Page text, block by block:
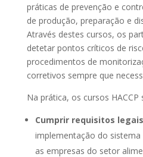
práticas de prevenção e
de produção, preparação e
Através destes cursos, os
detetar pontos críticos de
procedimentos de
corretivos sempre que
Na prática, os cursos HACCP
Cumprir requisitos legais
implementação do
as empresas do setor